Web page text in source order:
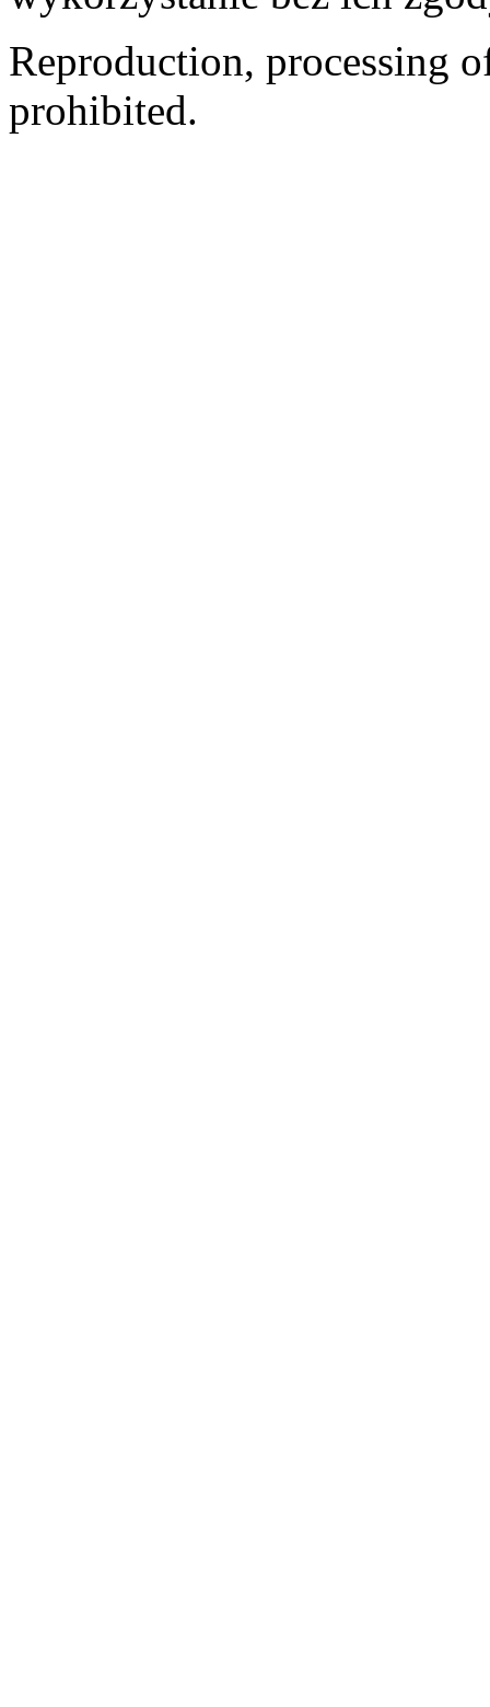
Reproduction, processing
prohibited.